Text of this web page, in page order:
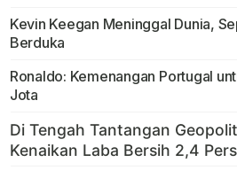
Kevin Keegan Meninggal Dunia,
Berduka
Ronaldo: Kemenangan Portugal
Jota